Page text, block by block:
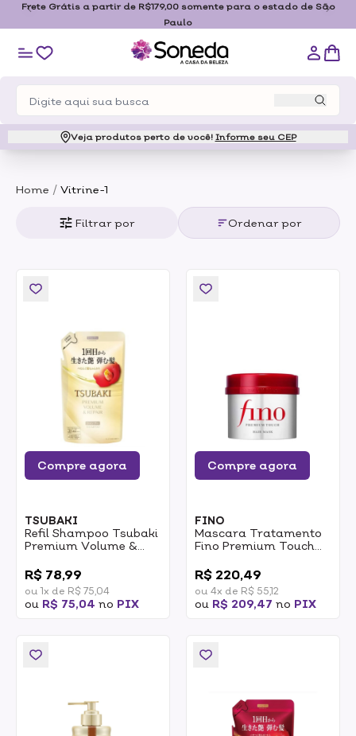
Frete Grátis a partir de R$179,00 somente para o estado de São
Paulo
Veja produtos perto de você! Informe seu CEP
Home / Vitrine-1
Filtrar por Ordenar por
Compre agora
TSUBAKI
Refil Shampoo Tsubaki
Premium Volume &
R$ 78,99
ou 1x de R$ 75,04
ou R$ 75,04 no PIX
Compre agora
FINO
Mascara Tratamento
Fino Premium Touch
R$ 220,49
ou 4x de R$ 55,12
ou R$ 209,47 no PIX